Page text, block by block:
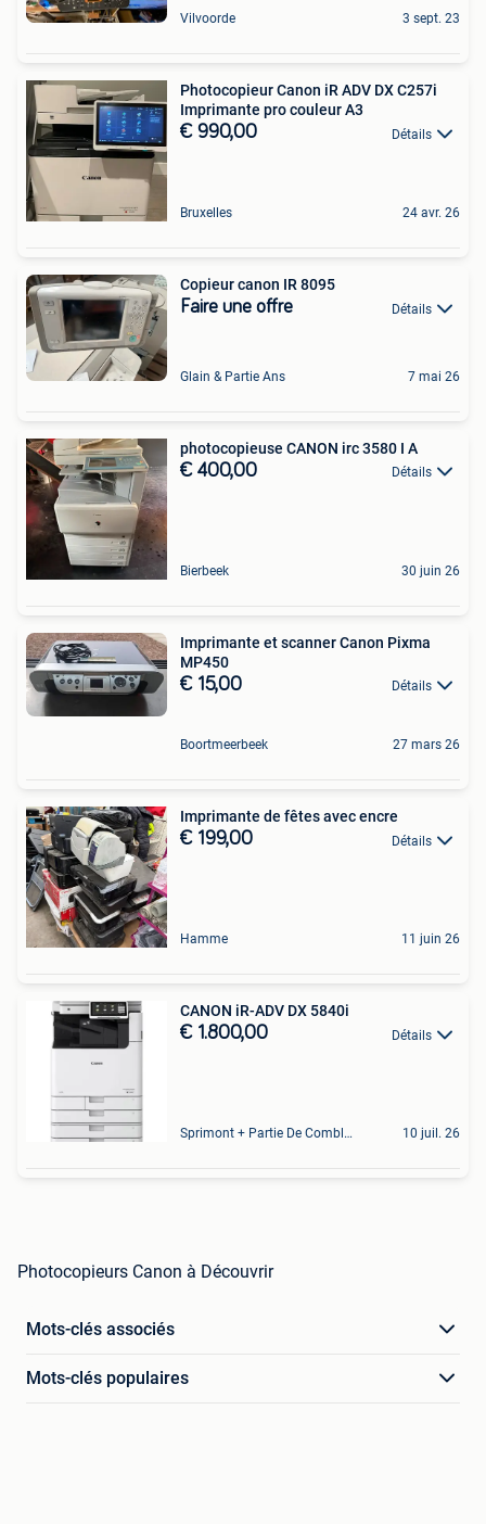
Vilvoorde 3 sept. 23
Photocopieur Canon iR ADV DX C257i
Imprimante pro couleur A3
€ 990,00 Détails
Bruxelles 24 avr. 26
Copieur canon IR 8095
Faire une offre Détails
Glain & Partie Ans 7 mai 26
photocopieuse CANON irc 3580 I A
€ 400,00 Détails
Bierbeek 30 juin 26
Imprimante et scanner Canon Pixma
MP450
€ 15,00 Détails
Boortmeerbeek 27 mars 26
Imprimante de fêtes avec encre
€ 199,00 Détails
Hamme 11 juin 26
CANON iR-ADV DX 5840i
€ 1.800,00 Détails
Sprimont + Partie De Comblain-Au-Pont 10 juil. 26
Photocopieurs Canon à Découvrir
Mots-clés associés
Mots-clés populaires